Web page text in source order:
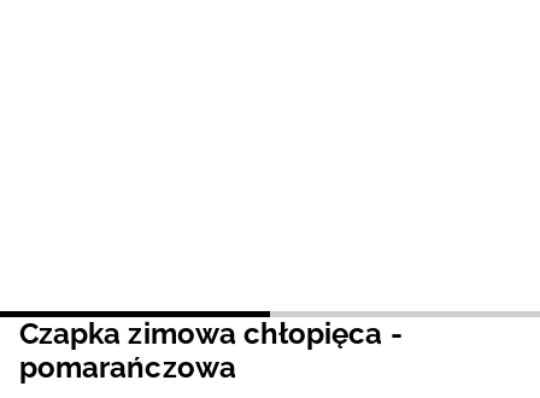
Czapka zimowa chłopięca -
pomarańczowa